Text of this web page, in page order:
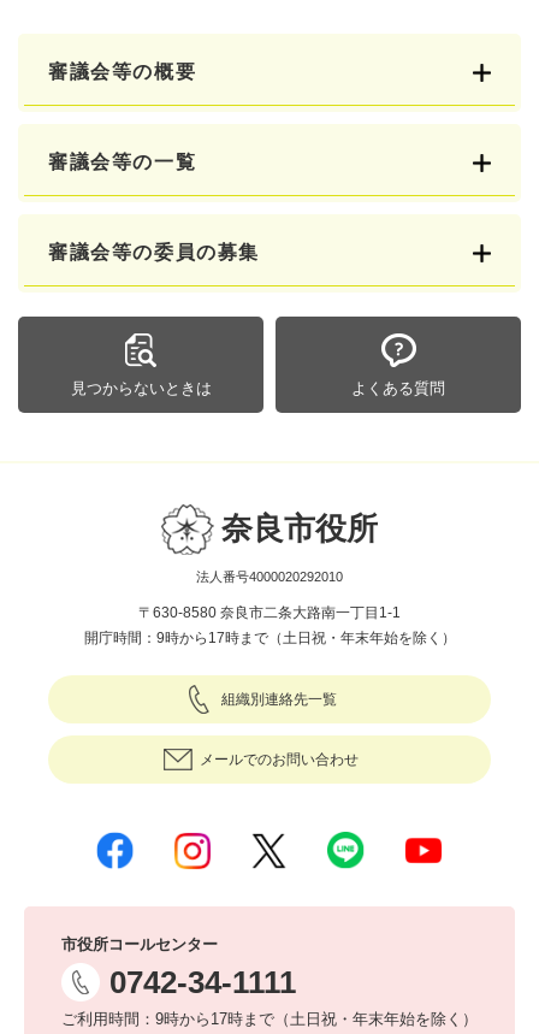
審議会等の概要
審議会等の一覧
審議会等の委員の募集
見つからないときは よくある質問
奈良市役所
法人番号4000020292010
〒630-8580 奈良市二条大路南一丁目1-1
開庁時間：9時から17時まで（土日祝・年末年始を除く）
組織別連絡先一覧
メールでのお問い合わせ
市役所コールセンター
0742-34-1111
ご利用時間：9時から17時まで（土日祝・年末年始を除く）